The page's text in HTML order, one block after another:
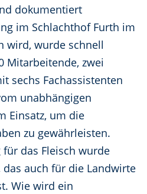
dokumentiert
im Schlachthof Furth im
wird, wurde schnell
Mitarbeitende, zwei
sechs Fachassistenten
unabhängigen
Einsatz, um die
zu gewährleisten.
das Fleisch wurde
auch für die Landwirte
Wie wird ein